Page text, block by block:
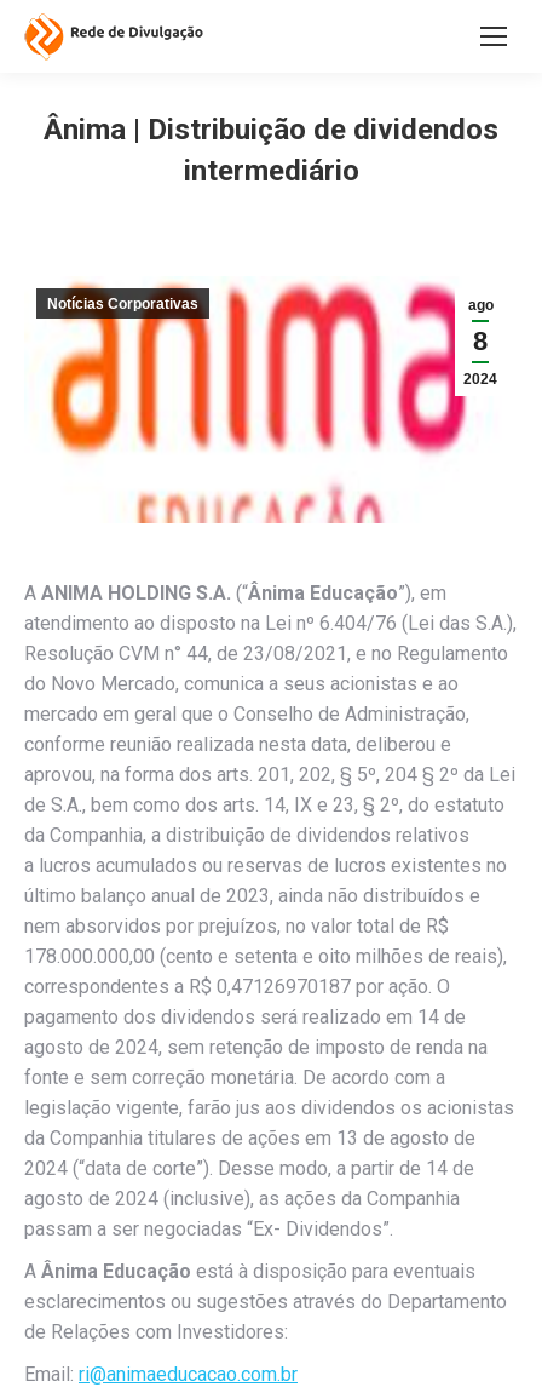
Ânima | Distribuição de dividendos
intermediário
ago
8
2024
Notícias Corporativas
A ANIMA HOLDING S.A. (“Ânima Educação”), em
atendimento ao disposto na Lei nº 6.404/76 (Lei das S.A.),
Resolução CVM n° 44, de 23/08/2021, e no Regulamento
do Novo Mercado, comunica a seus acionistas e ao
mercado em geral que o Conselho de Administração,
conforme reunião realizada nesta data, deliberou e
aprovou, na forma dos arts. 201, 202, § 5º, 204 § 2º da Lei
de S.A., bem como dos arts. 14, IX e 23, § 2º, do estatuto
da Companhia, a distribuição de dividendos relativos
a lucros acumulados ou reservas de lucros existentes no
último balanço anual de 2023, ainda não distribuídos e
nem absorvidos por prejuízos, no valor total de R$
178.000.000,00 (cento e setenta e oito milhões de reais),
correspondentes a R$ 0,47126970187 por ação. O
pagamento dos dividendos será realizado em 14 de
agosto de 2024, sem retenção de imposto de renda na
fonte e sem correção monetária. De acordo com a
legislação vigente, farão jus aos dividendos os acionistas
da Companhia titulares de ações em 13 de agosto de
2024 (“data de corte”). Desse modo, a partir de 14 de
agosto de 2024 (inclusive), as ações da Companhia
passam a ser negociadas “Ex- Dividendos”.
A Ânima Educação está à disposição para eventuais
esclarecimentos ou sugestões através do Departamento
de Relações com Investidores:
Email: ri@animaeducacao.com.br